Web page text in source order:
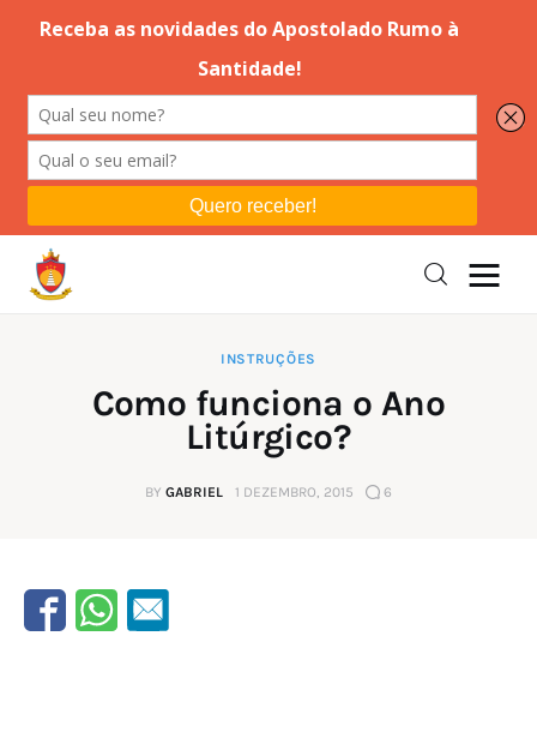
Editorial
Orações
Espiritualidade
INSTRUÇÕES
Como funciona o Ano
Litúrgico?
BY GABRIEL 1 DEZEMBRO, 2015 6